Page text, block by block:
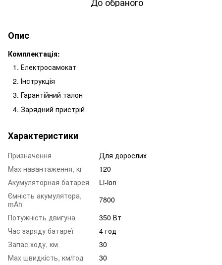
Опис
Комплектація:
Електросамокат
Інструкція
Гарантійний талон
Зарядний пристрій
Характеристики
Призначення
Для дорослих
Mаx навантаження, кг
120
Акумуляторная батарея
Li-ion
Ємність акумулятора,
mAh
7800
Потужність двигуна
350 Вт
Час заряду батареї
4 год
Запас ходу, км
30
Маx швидкість, км/год
30